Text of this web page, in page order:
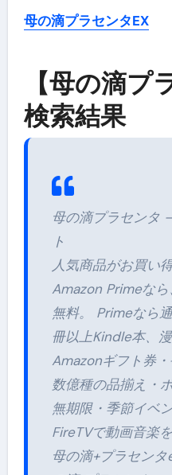
母の滴プラセンタEX
【母の滴プ
検索結果
母の滴プラセンタ
ト
人気商品がお買い
Amazon Primeな
無料。 Primeなら
冊以上Kindle本、
Amazonギフト券
数億種の品揃え・
無期限・季節イベ
FireTVで動画音楽を
母の滴+プラセン